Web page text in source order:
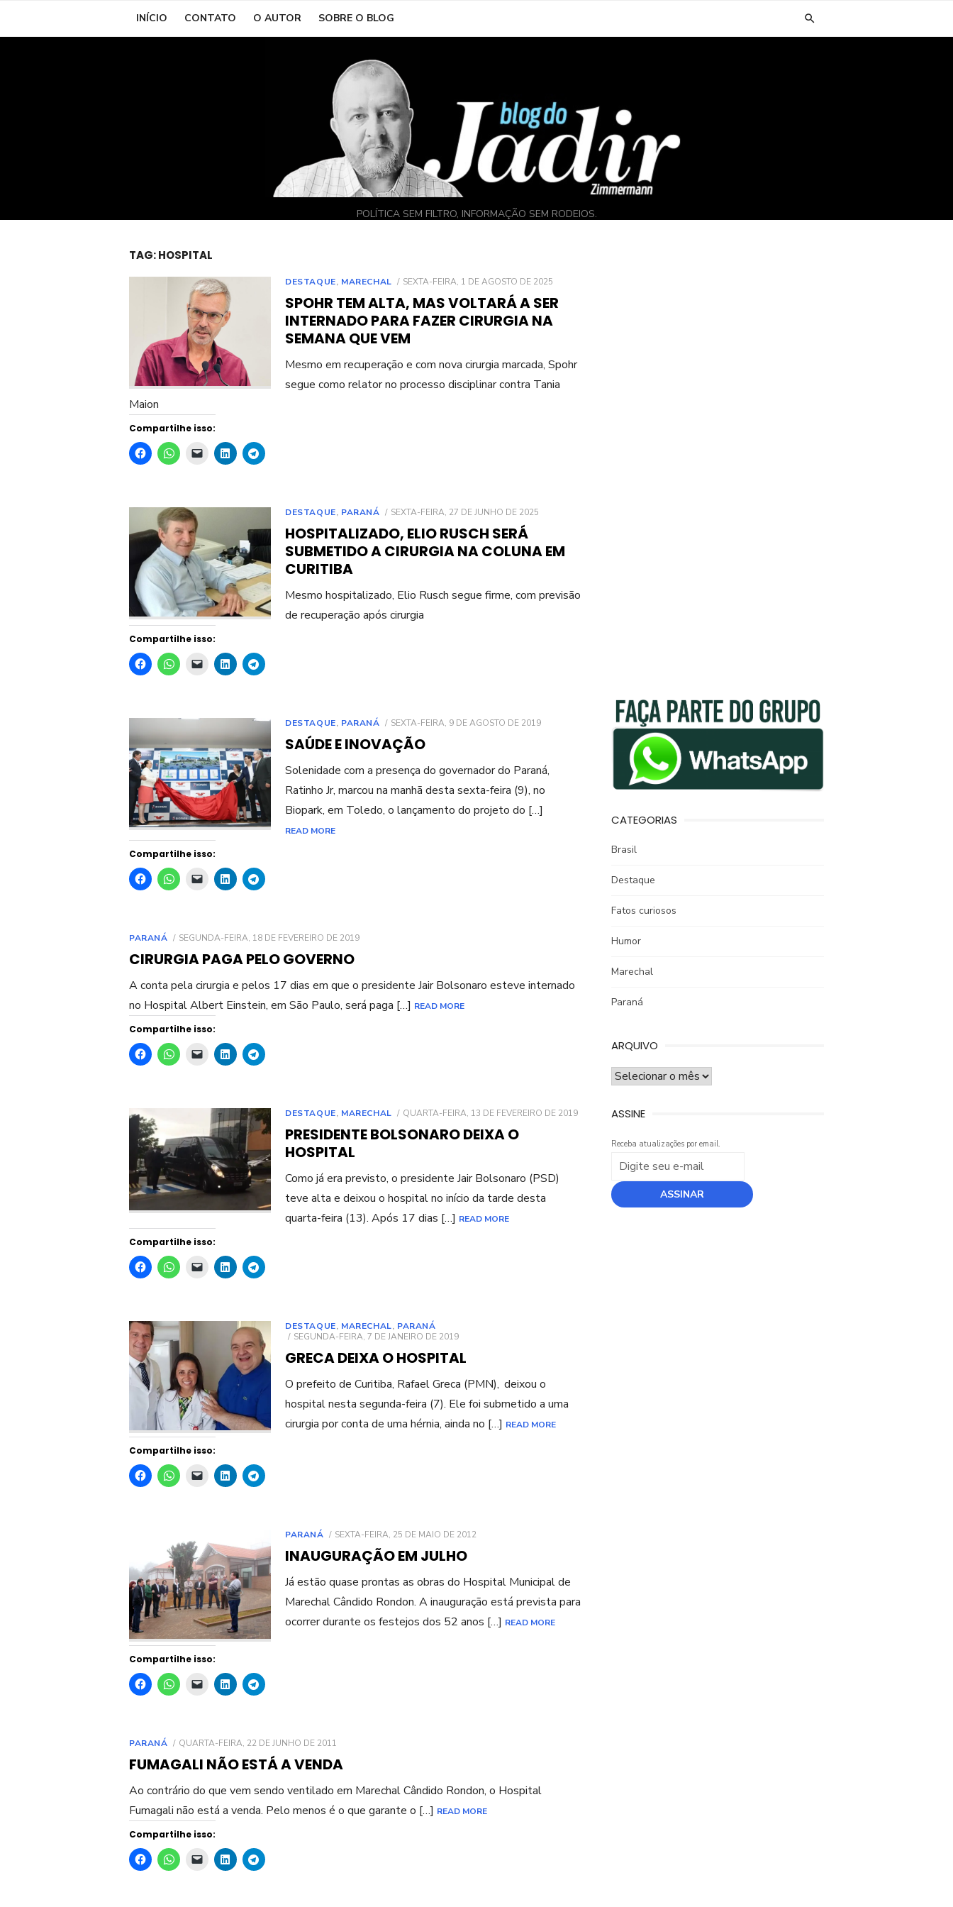
INÍCIO CONTATO O AUTOR SOBRE O BLOG
POLÍTICA SEM FILTRO, INFORMAÇÃO SEM RODEIOS.
TAG:HOSPITAL
DESTAQUE, MARECHAL
POSTED
SEXTA-FEIRA, 1 DE AGOSTO DE 2025
SPOHR TEM ALTA, MAS VOLTARÁ A SER
INTERNADO PARA FAZER CIRURGIA NA
SEMANA QUE VEM
Mesmo em recuperação e com nova cirurgia marcada, Spohr
segue como relator no processo disciplinar contra Tania
Maion
Compartilhe isso:
DESTAQUE, PARANÁ
POSTED
SEXTA-FEIRA, 27 DE JUNHO DE 2025
HOSPITALIZADO, ELIO RUSCH SERÁ
SUBMETIDO A CIRURGIA NA COLUNA EM
CURITIBA
Mesmo hospitalizado, Elio Rusch segue firme, com previsão
de recuperação após cirurgia
Compartilhe isso:
DESTAQUE, PARANÁ
POSTED
SEXTA-FEIRA, 9 DE AGOSTO DE 2019
SAÚDE E INOVAÇÃO
Solenidade com a presença do governador do Paraná,
Ratinho Jr, marcou na manhã desta sexta-feira (9), no
Biopark, em Toledo, o lançamento do projeto do […]
READ MORE
Compartilhe isso:
PARANÁ
POSTED
SEGUNDA-FEIRA, 18 DE FEVEREIRO DE 2019
CIRURGIA PAGA PELO GOVERNO
A conta pela cirurgia e pelos 17 dias em que o presidente Jair Bolsonaro esteve internado
no Hospital Albert Einstein, em São Paulo, será paga […] READ MORE
Compartilhe isso:
DESTAQUE, MARECHAL
POSTED
QUARTA-FEIRA, 13 DE FEVEREIRO DE 2019
PRESIDENTE BOLSONARO DEIXA O
HOSPITAL
Como já era previsto, o presidente Jair Bolsonaro (PSD)
teve alta e deixou o hospital no início da tarde desta
quarta-feira (13). Após 17 dias […] READ MORE
Compartilhe isso:
DESTAQUE, MARECHAL, PARANÁ
POSTED
SEGUNDA-FEIRA, 7 DE JANEIRO DE 2019
GRECA DEIXA O HOSPITAL
O prefeito de Curitiba, Rafael Greca (PMN), deixou o
hospital nesta segunda-feira (7). Ele foi submetido a uma
cirurgia por conta de uma hérnia, ainda no […] READ MORE
Compartilhe isso:
PARANÁ
POSTED
SEXTA-FEIRA, 25 DE MAIO DE 2012
INAUGURAÇÃO EM JULHO
Já estão quase prontas as obras do Hospital Municipal de
Marechal Cândido Rondon. A inauguração está prevista para
ocorrer durante os festejos dos 52 anos […] READ MORE
Compartilhe isso:
PARANÁ
POSTED
QUARTA-FEIRA, 22 DE JUNHO DE 2011
FUMAGALI NÃO ESTÁ A VENDA
Ao contrário do que vem sendo ventilado em Marechal Cândido Rondon, o Hospital
Fumagali não está a venda. Pelo menos é o que garante o […] READ MORE
Compartilhe isso:
CATEGORIAS
Brasil
Destaque
Fatos curiosos
Humor
Marechal
Paraná
ARQUIVO
ARQUIVO
ASSINE
Receba atualizações por email.